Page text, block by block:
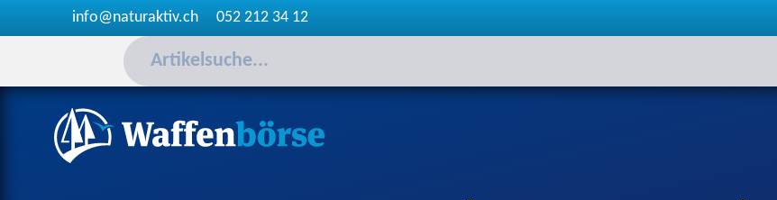
info@naturaktiv.ch 052 212 34 12